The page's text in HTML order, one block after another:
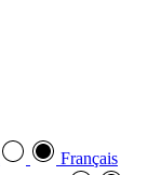
Français